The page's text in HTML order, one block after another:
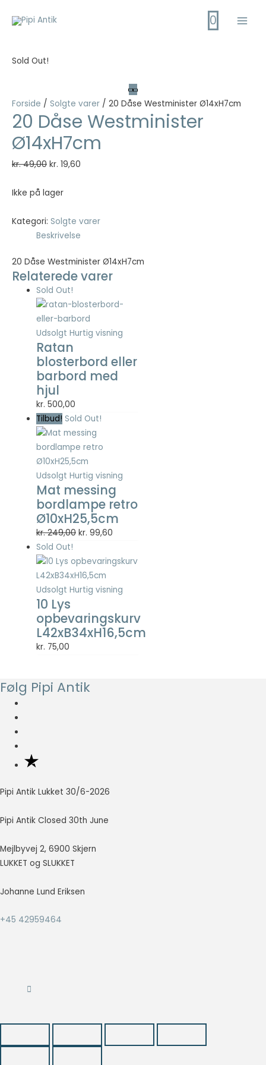
0
Sold Out!
Forside / Solgte varer / 20 Dåse Westminister Ø14xH7cm
20 Dåse Westminister
Ø14xH7cm
kr.49,00 Den
pris
kr. 49,00.
kr. 19,60
kr. 19,60.
Ikke på lager
Kategori: Solgte varer
Beskrivelse
20 Dåse Westminister Ø14xH7cm
Relaterede varer
Sold Out!
Udsolgt Hurtig visning
Ratan
blosterbord eller
barbord med
hjul
kr. 500,00
Tilbud! Sold Out!
Udsolgt Hurtig visning
Mat messing
bordlampe retro
Ø10xH25,5cm
kr.249,00 Den
pris
var:
kr. 249,00.
kr. 99,60
pris
kr. 99,60.
Sold Out!
Udsolgt Hurtig visning
10 Lys
opbevaringskurv
L42xB34xH16,5cm
kr. 75,00
Følg Pipi Antik
Pipi Antik Lukket 30/6-2026
Pipi Antik Closed 30th June
Mejlbyvej 2, 6900 Skjern
LUKKET og SLUKKET
Johanne Lund Eriksen
+45 42959464
Nødvendig
Nødvendige
cookies hjælper
med at gøre en
hjemmeside
brugbar ved at
aktivere
grundlæggende
funktioner
såsom side-
navigation og
adgang til sikre
områder af
hjemmesiden.
Hjemmesiden
kan ikke fungere
ordentligt uden
disse cookies.
Statistisk
Statistisk
cookies
hjælper
webstedsejere
med at forstå,
hvordan de
besøgende
interagerer
med
indsamle og
rapportere
Oplevelse
For at vores
skal fungere
muligt under
nægter disse
cookies,
del
hjemmesiden.
cookies
besøgende
websites.